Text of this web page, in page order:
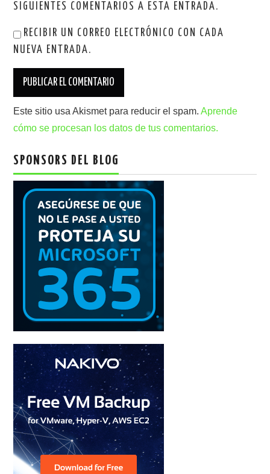
SIGUIENTES COMENTARIOS A ESTA ENTRADA.
RECIBIR UN CORREO ELECTRÓNICO CON CADA
NUEVA ENTRADA.
Este sitio usa Akismet para reducir el spam.Aprende
cómo se procesan los datos de tus comentarios.
SPONSORS DEL BLOG